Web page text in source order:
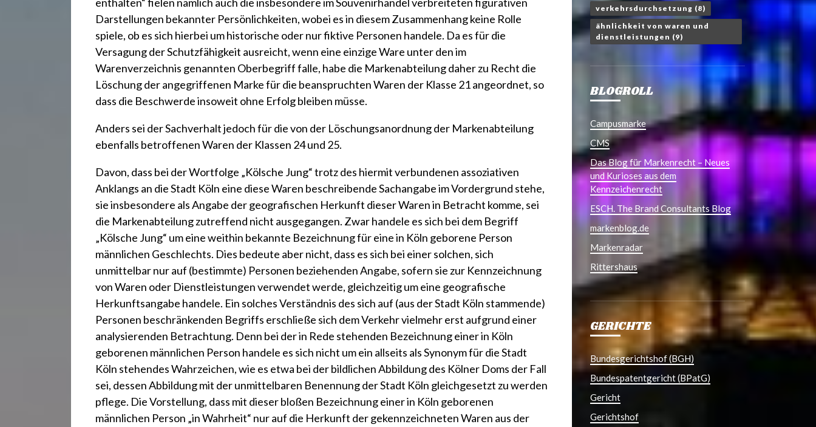
Darstellungen bekannter Persönlichkeiten, wobei es in diesem Zusammenhang keine Rolle
spiele, ob es sich hierbei um historische oder nur fiktive Personen handele. Da es für die
Versagung der Schutzfähigkeit ausreicht, wenn eine einzige Ware unter den im
Warenverzeichnis genannten Oberbegriff falle, habe die Markenabteilung daher zu Recht die
Löschung der angegriffenen Marke für die beanspruchten Waren der Klasse 21 angeordnet, so
dass die Beschwerde insoweit ohne Erfolg bleiben müsse.
Anders sei der Sachverhalt jedoch für die von der Löschungsanordnung der Markenabteilung
ebenfalls betroffenen Waren der Klassen 24 und 25.
Davon, dass bei der Wortfolge „Kölsche Jung“ trotz des hiermit verbundenen assoziativen
Anklangs an die Stadt Köln eine diese Waren beschreibende Sachangabe im Vordergrund stehe,
sie insbesondere als Angabe der geografischen Herkunft dieser Waren in Betracht komme, sei
die Markenabteilung zutreffend nicht ausgegangen. Zwar handele es sich bei dem Begriff
„Kölsche Jung“ um eine weithin bekannte Bezeichnung für eine in Köln geborene Person
männlichen Geschlechts. Dies bedeute aber nicht, dass es sich bei einer solchen, sich
unmittelbar nur auf (bestimmte) Personen beziehenden Angabe, sofern sie zur Kennzeichnung
von Waren oder Dienstleistungen verwendet werde, gleichzeitig um eine geografische
Herkunftsangabe handele. Ein solches Verständnis des sich auf (aus der Stadt Köln stammende)
Personen beschränkenden Begriffs erschließe sich dem Verkehr vielmehr erst aufgrund einer
analysierenden Betrachtung. Denn bei der in Rede stehenden Bezeichnung einer in Köln
geborenen männlichen Person handele es sich nicht um ein allseits als Synonym für die Stadt
Köln stehendes Wahrzeichen, wie es etwa bei der bildlichen Abbildung des Kölner Doms der Fall
sei, dessen Abbildung mit der unmittelbaren Benennung der Stadt Köln gleichgesetzt zu werden
pflege. Die Vorstellung, dass mit dieser bloßen Bezeichnung einer in Köln geborenen
männlichen Person „in Wahrheit“ nur auf die Herkunft der gekennzeichneten Waren aus der
verkehrsdurchsetzung (8)
ähnlichkeit von waren und
dienstleistungen (9)
BLOGROLL
Campusmarke
CMS
Das Blog für Markenrecht – Neues
und Kurioses aus dem
Kennzeichenrecht
ESCH. The Brand Consultants Blog
markenblog.de
Markenradar
Rittershaus
GERICHTE
Bundesgerichtshof (BGH)
Bundespatentgericht (BPatG)
Gericht
Gerichtshof